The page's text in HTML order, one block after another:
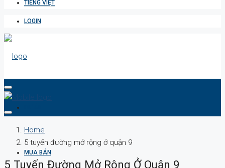
TIẾNG VIỆT
LOGIN
MUA BÁN
Home
5 tuyến đường mở rộng ở quận 9
5 Tuyến Đường Mở Rộng Ở Quận 9